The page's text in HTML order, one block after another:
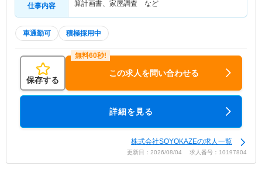
仕事内容
算計画書、家屋調査 など
車通勤可 積極採用中
保存する
この求人を問い合わせる
詳細を見る
株式会社SOYOKAZEの求人一覧
更新日：2026/08/04 求人番号：10197804